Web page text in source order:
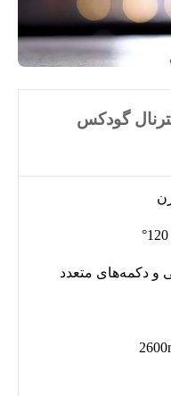
گودکس
و دکمه‌های متعدد